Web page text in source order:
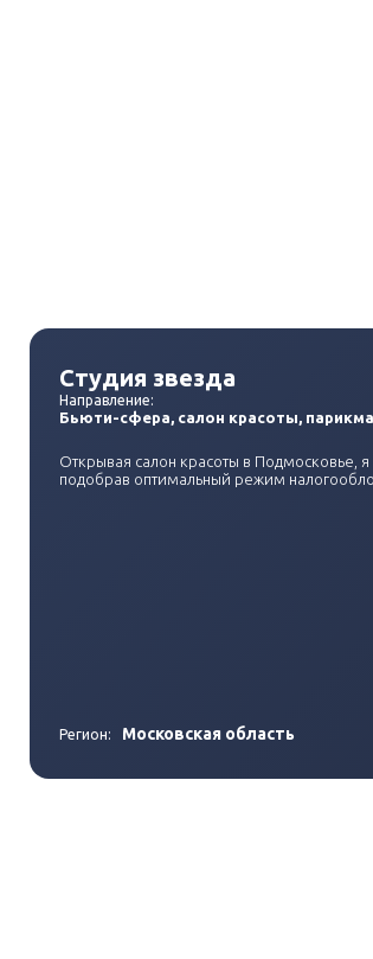
Студия звезда
Направление:
Бьюти-сфера, салон красоты,
Открывая салон красоты в Подмосковье, я
подобрав оптимальный режим
Регион: Московская область